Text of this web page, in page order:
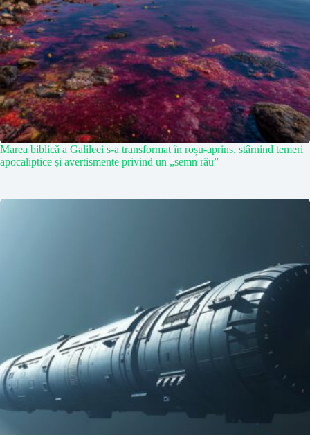
Marea biblică a Galileei s-a transformat în roșu-aprins, stârnind temeri
apocaliptice și avertismente privind un „semn rău”